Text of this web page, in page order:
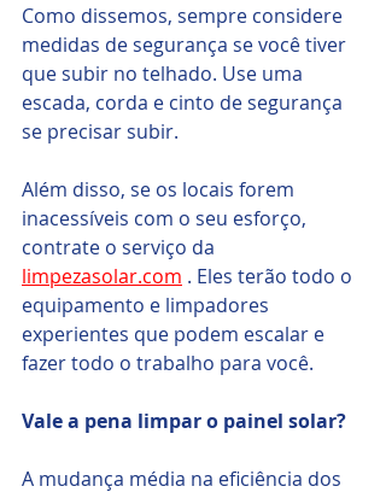
Como dissemos, sempre considere
medidas de segurança se você tiver
que subir no telhado. Use uma
escada, corda e cinto de segurança
se precisar subir.
Além disso, se os locais forem
inacessíveis com o seu esforço,
contrate o serviço da
limpezasolar.com . Eles terão todo o
equipamento e limpadores
experientes que podem escalar e
fazer todo o trabalho para você.
Vale a pena limpar o painel solar?
A mudança média na eficiência dos